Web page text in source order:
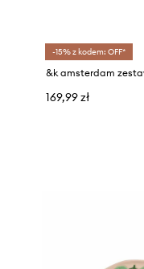
-15% z kodem: OFF*
169,99 zł